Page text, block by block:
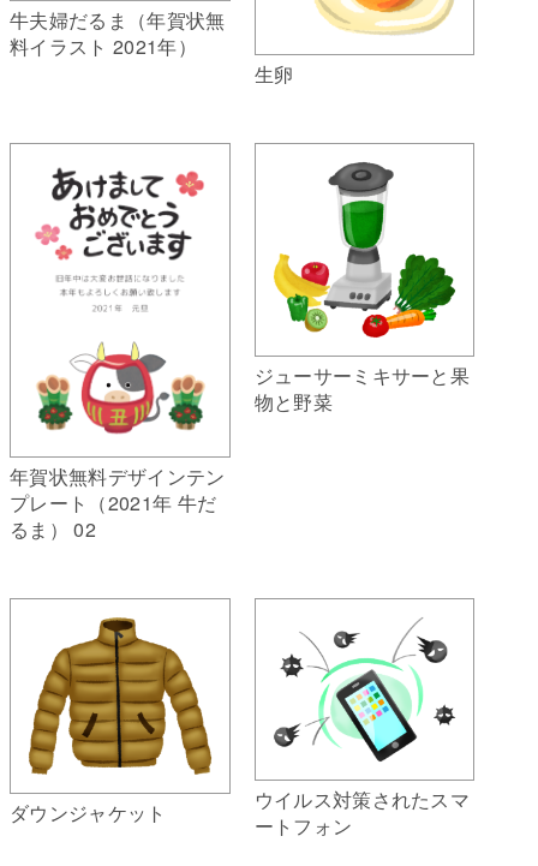
牛夫婦だるま（年賀状無
料イラスト 2021年）
生卵
年賀状無料デザインテン
プレート（2021年 牛だ
るま） 02
ジューサーミキサーと果
物と野菜
ダウンジャケット
ウイルス対策されたスマ
ートフォン